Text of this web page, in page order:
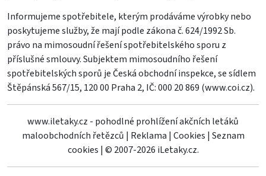
Informujeme spotřebitele, kterým prodáváme výrobky nebo
poskytujeme služby, že mají podle zákona č. 624/1992 Sb.
právo na mimosoudní řešení spotřebitelského sporu z
příslušné smlouvy. Subjektem mimosoudního řešení
spotřebitelských sporů je Česká obchodní inspekce, se sídlem
Štěpánská 567/15, 120 00 Praha 2, IČ: 000 20 869 (www.coi.cz).
www.iletaky.cz - pohodlné prohlížení akčních letáků
maloobchodních řetězců | Reklama | Cookies | Seznam
cookies | © 2007-2026 iLetaky.cz.